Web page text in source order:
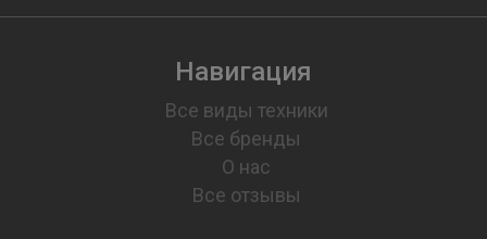
Навигация
Все виды техники
Все бренды
О нас
Все отзывы